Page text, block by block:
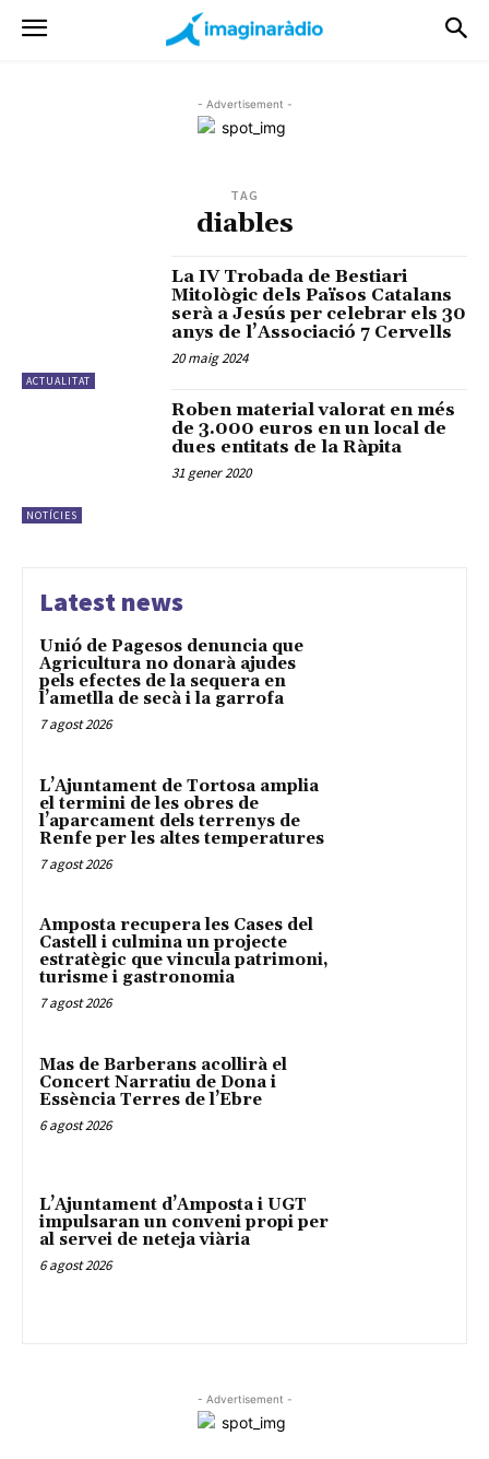
- Advertisement -
TAG
diables
ACTUALITAT
La IV Trobada de Bestiari
Mitològic dels Països Catalans
serà a Jesús per celebrar els 30
anys de l’Associació 7 Cervells
20 maig 2024
NOTÍCIES
Roben material valorat en més
de 3.000 euros en un local de
dues entitats de la Ràpita
31 gener 2020
Latest news
Unió de Pagesos denuncia que
Agricultura no donarà ajudes
pels efectes de la sequera en
l’ametlla de secà i la garrofa
7 agost 2026
L’Ajuntament de Tortosa amplia
el termini de les obres de
l’aparcament dels terrenys de
Renfe per les altes temperatures
7 agost 2026
Amposta recupera les Cases del
Castell i culmina un projecte
estratègic que vincula patrimoni,
turisme i gastronomia
7 agost 2026
Mas de Barberans acollirà el
Concert Narratiu de Dona i
Essència Terres de l’Ebre
6 agost 2026
L’Ajuntament d’Amposta i UGT
impulsaran un conveni propi per
al servei de neteja viària
6 agost 2026
- Advertisement -